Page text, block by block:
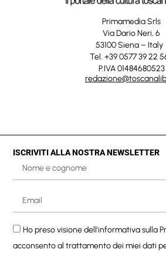
Primamedia Srls
Via Dario Neri, 6
53100 Siena – Italy
Tel. +39 0577 39 22
P.IVA 01484680523
ISCRIVITI ALLA NOSTRA NEWSLETTER
Ho preso visione dell'informativa sulla
acconsento al trattamento dei miei dati